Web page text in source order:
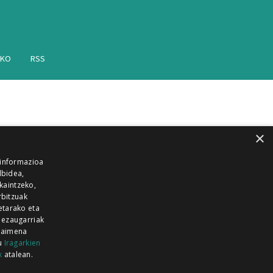
RSS
GUKA
×
eta
Iragarkien
atalean.